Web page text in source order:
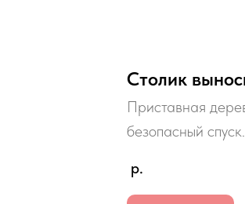
Столик
Приставная
безопасный
р.